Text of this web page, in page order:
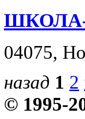
04075,
назад 1 2
© 1995-